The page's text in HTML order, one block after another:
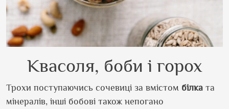
Квасоля, боби і горох
Трохи поступаючись сочевиці за вмістом білка та
мінералів, інші бобові також непогано